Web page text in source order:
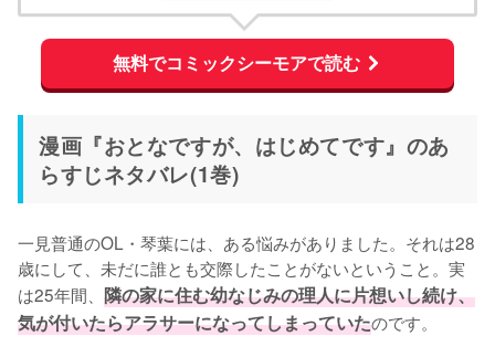
無料でコミックシーモアで読む
漫画『おとなですが、はじめてです』のあ
らすじネタバレ(1巻)
一見普通のOL・琴葉には、ある悩みがありました。それは28
歳にして、未だに誰とも交際したことがないということ。実
は25年間、 隣の家に住む幼なじみの理人に片想いし続け、
気が付いたらアラサーになってしまっていたのです。